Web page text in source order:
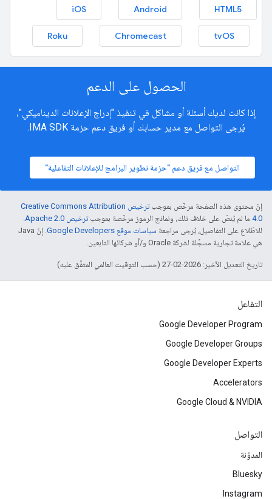
HTML5
Android
iOS
tvOS
Chromecast
Roku
الحصول على الدعم
إذا كانت لديك أسئلة أو مشاكل في تنفيذ "إدراج الإعلانات الديناميكي"،
يُرجى التواصل مع مدير حسابك أو فريق دعم حزمة IMA SDK.
التواصل مع فريق دعم "حزمة تطوير البرامج للإعلانات التفاعلية"
إنّ محتوى هذه الصفحة مرخّص بموجب
ترخيص Creative Commons Attribution
4.0‏ ما لم يُنصّ على خلاف ذلك، ونماذج الرموز مرخّصة بموجبترخيص Apache 2.0‏
للاطّلاع على التفاصيل، يُرجى مراجعة سياسات موقع Google Developers‏
. إنّ Java
هي علامة تجارية مسجَّلة لشركة Oracle و/أو شركائها التابعين.
تاريخ التعديل الأخير: 2026-02-27 (حسب التوقيت العالمي المتفَّق عليه)
التفاعل
Google Developer Program
Google Developer Groups
Google Developer Experts
Accelerators
Google Cloud & NVIDIA
التواصل
المدوّنة
Bluesky
Instagram